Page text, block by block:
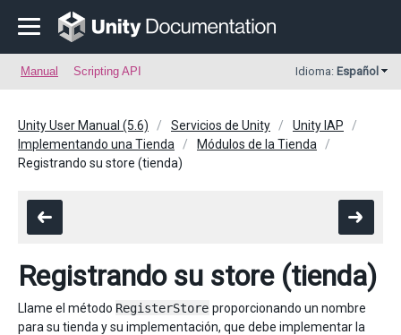
Manual Scripting API Idioma: Español
Unity User Manual (5.6) Servicios de Unity
Unity IAP
Implementando una Tienda
Módulos de la Tienda
Registrando su store (tienda)
Registrando su store (tienda)
Llame el método RegisterStore proporcionando un nombre
para su tienda y su implementación, que debe implementar la